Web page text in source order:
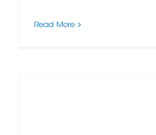
Read More